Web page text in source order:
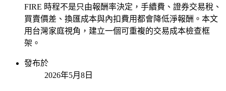
FIRE 時程不是只由報酬率決定，手續費、證券交易稅、
買賣價差、換匯成本與內扣費用都會降低淨報酬。本文
用台灣家庭視角，建立一個可重複的交易成本檢查框
架。
發布於
2026年5月8日